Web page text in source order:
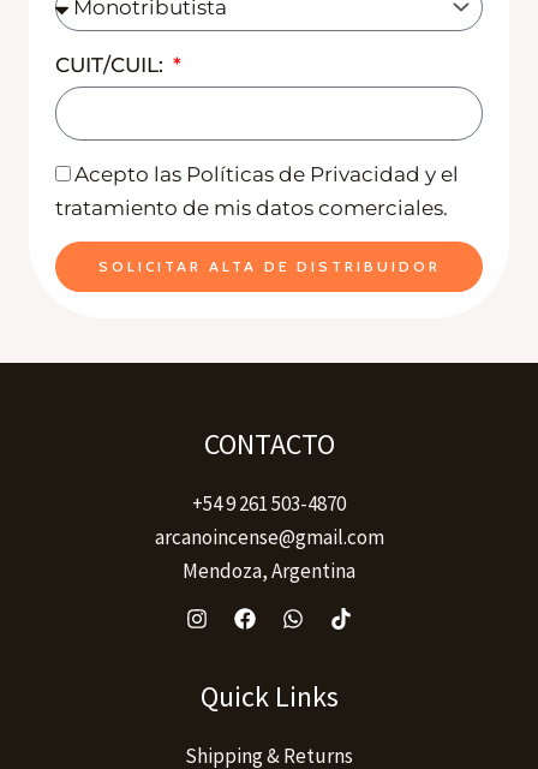
CUIT/CUIL:
Acepto las Políticas de Privacidad y el
tratamiento de mis datos comerciales.
SOLICITAR ALTA DE DISTRIBUIDOR
CONTACTO
+54 9 261 503-4870
arcanoincense@gmail.com
Mendoza, Argentina
Quick Links
Shipping & Returns